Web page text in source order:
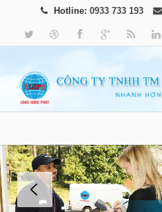
Hotline: 0933 733 193